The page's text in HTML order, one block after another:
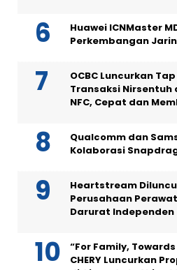
Huawei ICNMaster
Perkembangan
OCBC Luncurkan
Transaksi Nirsentuh
NFC, Cepat dan
Qualcomm dan
Kolaborasi
Heartstream
Perusahaan
Darurat Independen
“For Family,
CHERY Luncurkan